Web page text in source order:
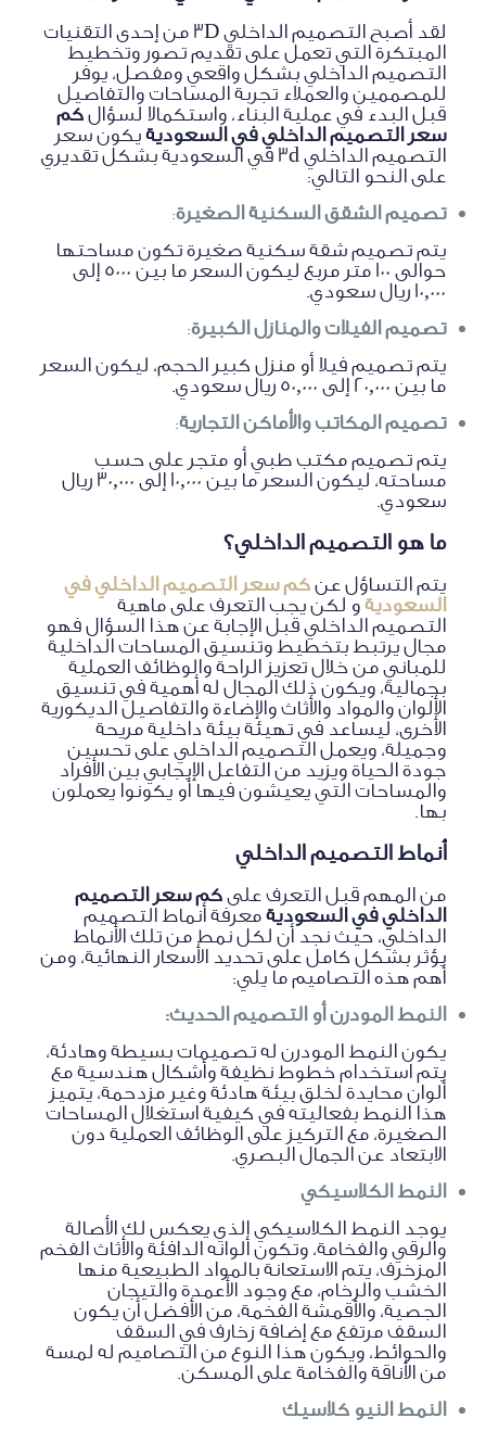
لقد أصبح التصميم الداخلي 3D من إحدى التقنيات
المبتكرة التي تعمل على تقديم تصور وتخطيط
التصميم الداخلي بشكل واقعي ومفصل، يوفر
للمصممين والعملاء تجربة المساحات والتفاصيل
قبل البدء في عملية البناء، واستكمالا لسؤالكم
سعر التصميم الداخلي في السعوديةيكون سعر
التصميم الداخلي 3d في السعودية بشكل تقديري
على النحو التالي:
تصميم الشقق السكنية الصغيرة:
يتم تصميم شقة سكنية صغيرة تكون مساحتها
حوالى 100 متر مربع ليكون السعر ما بين 5000 إلى
10,000 ريال سعودي.
تصميم الفيلات والمنازل الكبيرة:
يتم تصميم فيلا أو منزل كبير الحجم، ليكون السعر
ما بين 20,000 إلى 50,000 ريال سعودي.
تصميم المكاتب والأماكن التجارية:
يتم تصميم مكتب طبي أو متجر على حسب
مساحته، ليكون السعر ما بين 10,000 إلى 30,000 ريال
سعودي.
ما هو التصميم الداخلي؟
يتم التساؤل عنكم سعر التصميم الداخلي في
السعوديةو لكن يجب التعرف على ماهية
التصميم الداخلي قبل الإجابة عن هذا السؤال فهو
مجال يرتبط بتخطيط وتنسيق المساحات الداخلية
للمباني من خلال تعزيز الراحة والوظائف العملية
بجمالية، ويكون ذلك المجال له أهمية في تنسيق
الألوان والمواد والأثاث والإضاءة والتفاصيل الديكورية
الأخرى، ليساعد في تهيئة بيئة داخلية مريحة
وجميلة، ويعمل التصميم الداخلي على تحسين
جودة الحياة ويزيد من التفاعل الإيجابي بين الأفراد
والمساحات التي يعيشون فيها أو يكونوا يعملون
بها.
أنماط التصميم الداخلي
من المهم قبل التعرف علىكم سعر التصميم
الداخلي في السعوديةمعرفة أنماط التصميم
الداخلي، حيث نجد أن لكل نمط من تلك الأنماط
يؤثر بشكل كامل على تحديد الأسعار النهائية، ومن
أهم هذه التصاميم ما يلي:
النمط المودرن أو التصميم الحديث:
يكون النمط المودرن له تصميمات بسيطة وهادئة،
يتم استخدام خطوط نظيفة وأشكال هندسية مع
ألوان محايدة لخلق بيئة هادئة وغير مزدحمة، يتميز
هذا النمط بفعاليته في كيفية استغلال المساحات
الصغيرة، مع التركيز على الوظائف العملية دون
الابتعاد عن الجمال البصري.
النمط الكلاسيكي
يوجد النمط الكلاسيكي الذي يعكس لك الأصالة
والرقي والفخامة، وتكون ألوانه الدافئة والأثاث الفخم
المزخرف، يتم الاستعانة بالمواد الطبيعية منها
الخشب والرخام، مع وجود الأعمدة والتيجان
الجصية، والأقمشة الفخمة، من الأفضل أن يكون
السقف مرتفع مع إضافة زخارف في السقف
والحوائط، ويكون هذا النوع من التصاميم له لمسة
من الأناقة والفخامة على المسكن.
النمط النيو كلاسيك